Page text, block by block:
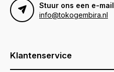
Stuur ons een e-mail
info@tokogembira.nl
Klantenservice